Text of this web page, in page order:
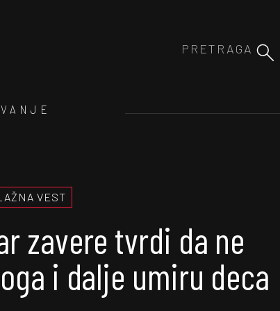
VEST
zavere tvrdi da ne
i dalje umiru deca